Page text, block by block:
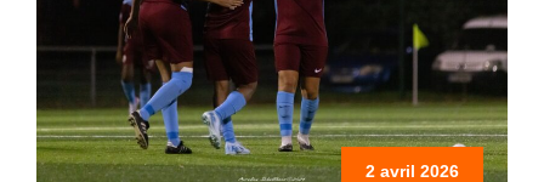
2 avril 2026